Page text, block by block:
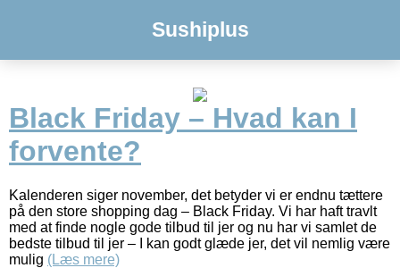
Sushiplus
Black Friday – Hvad kan I
forvente?
Kalenderen siger november, det betyder vi er endnu tættere
på den store shopping dag – Black Friday. Vi har haft travlt
med at finde nogle gode tilbud til jer og nu har vi samlet de
bedste tilbud til jer – I kan godt glæde jer, det vil nemlig være
mulig (Læs mere)